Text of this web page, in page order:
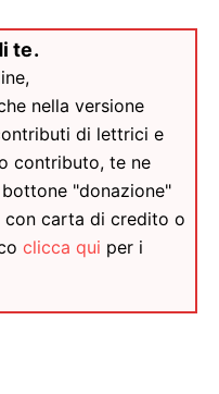
te.
nella versione
di lettrici e
contributo, te ne
"donazione"
con carta di credito o
clicca qui per i